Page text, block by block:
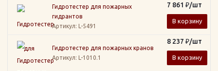
Гидротестер для пожарных
гидрантов
Артикул: L-5491
7 861 ₽/шт
В корзину
Гидротестер для пожарных кранов
Артикул: L-1010.1
8 237 ₽/шт
В корзину